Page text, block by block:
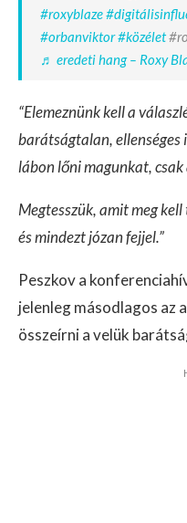
#roxyblaze
#orbanviktor#közélet
♬ eredeti hang – Roxy
“Elemeznünk kell a
barátságtalan, ellenséges
lábon lőni magunkat,
Megtesszük, amit meg
és mindezt józan fejjel.”
Peszkov a
jelenleg másodlagos az
összeírni a velük